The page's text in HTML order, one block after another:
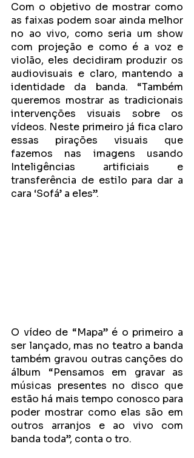
Com o objetivo de mostrar como
as faixas podem soar ainda melhor
no ao vivo, como seria um show
com projeção e como é a voz e
violão, eles decidiram produzir os
audiovisuais e claro, mantendo a
identidade da banda. “Também
queremos mostrar as tradicionais
intervenções visuais sobre os
vídeos. Neste primeiro já fica claro
essas pirações visuais que
fazemos nas imagens usando
Inteligências artificiais e
transferência de estilo para dar a
cara ‘Sofá’ a eles”.
O vídeo de “Mapa” é o primeiro a
ser lançado, mas no teatro a banda
também gravou outras canções do
álbum “Pensamos em gravar as
músicas presentes no disco que
estão há mais tempo conosco para
poder mostrar como elas são em
outros arranjos e ao vivo com
banda toda”, conta o tro.